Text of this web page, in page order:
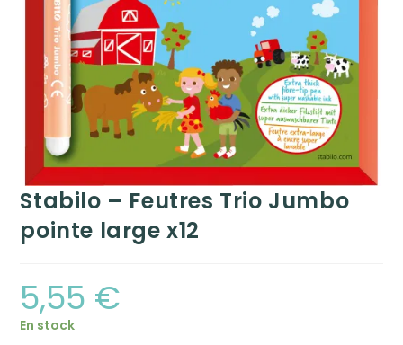
Stabilo – Feutres Trio Jumbo
pointe large x12
5,55 €
En stock